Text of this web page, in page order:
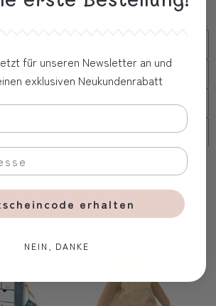
gekauft
für unseren Newsletter an und
exklusiven Neukundenrabatt
erhalten
NEIN, DANKE